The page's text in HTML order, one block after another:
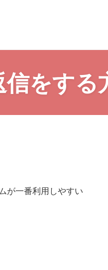
をする
が一番利用しやすい